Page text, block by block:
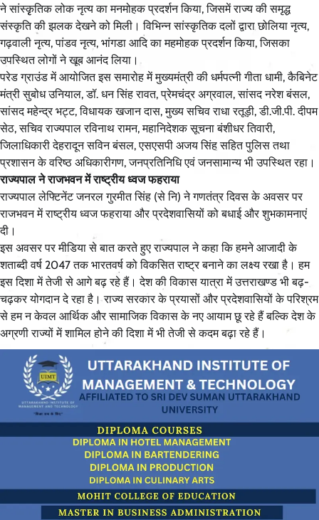
ने सांस्कृृतिक लोक नृत्य का मनमोहक प्रदर्शन किया, जिसमें राज्य की समृद्ध
संस्कृति की झलक देखने को मिली। विभिन्न सांस्कृतिक दलों द्वारा छोलिया नृत्य,
गढ़वाली नृत्य, पांडव नृत्य, भांगडा आदि का महमोहक प्रदर्शन किया, जिसका
उपस्थित लोगों ने खूब आनंद लिया।
परेड ग्राउंड में आयोजित इस समारोह में मुख्यमंत्री की धर्मपत्नी गीता धामी, कैबिनेट
मंत्री सुबोध उनियाल, डॉ. धन सिंह रावत, प्रेमचंद्र अग्रवाल, सांसद नरेश बंसल,
सांसद महेन्द्र भट्ट, विधायक खजान दास, मुख्य सचिव राधा रतूड़ी, डी.जी.पी. दीपम
सेठ, सचिव राज्यपाल रविनाथ रामन, महानिदेशक सूचना बंशीधर तिवारी,
जिलाधिकारी देहरादून सविन बंसल, एसएसपी अजय सिंह सहित पुलिस तथा
प्रशासन के वरिष्ठ अधिकारीगण, जनप्रतिनिधि एवं जनसामान्य भी उपस्थित रहा।
राज्यपाल ने राजभवन में राष्ट्रीय ध्वज फहराया
राज्यपाल लेफ्टिनेंट जनरल गुरमीत सिंह (से नि) ने गणतंत्र दिवस के अवसर पर
राजभवन में राष्ट्रीय ध्वज फहराया और प्रदेशवासियों को बधाई और शुभकामनाएं
दी।
इस अवसर पर मीडिया से बात करते हुए राज्यपाल ने कहा कि हमने आजादी के
शताब्दी वर्ष 2047 तक भारतवर्ष को विकसित राष्ट्र बनाने का लक्ष्य रखा है। हम
इस दिशा में तेजी से आगे बढ़ रहे हैं। देश की विकास यात्रा में उत्तराखण्ड भी बढ़-
चढ़कर योगदान दे रहा है। राज्य सरकार के प्रयासों और प्रदेशवासियों के परिश्रम
से हम न केवल आर्थिक और सामाजिक विकास के नए आयाम छू रहे हैं बल्कि देश के
अग्रणी राज्यों में शामिल होने की दिशा में भी तेजी से कदम बढ़ा रहे हैं।